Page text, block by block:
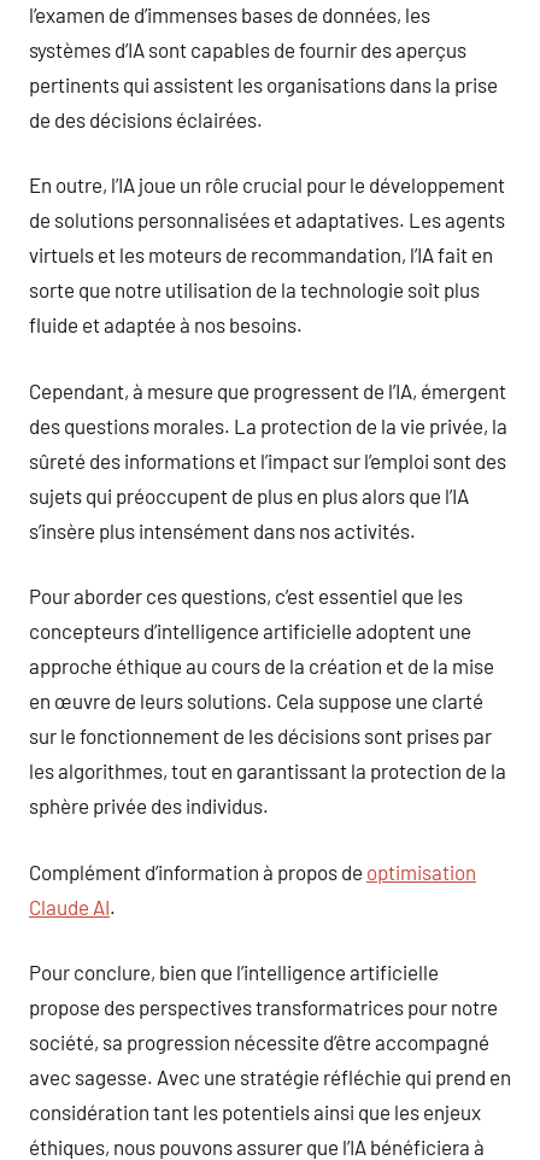
l’examen de d’immenses bases de données, les
systèmes d’IA sont capables de fournir des aperçus
pertinents qui assistent les organisations dans la prise
de des décisions éclairées.
En outre, l’IA joue un rôle crucial pour le développement
de solutions personnalisées et adaptatives. Les agents
virtuels et les moteurs de recommandation, l’IA fait en
sorte que notre utilisation de la technologie soit plus
fluide et adaptée à nos besoins.
Cependant, à mesure que progressent de l’IA, émergent
des questions morales. La protection de la vie privée, la
sûreté des informations et l’impact sur l’emploi sont des
sujets qui préoccupent de plus en plus alors que l’IA
s’insère plus intensément dans nos activités.
Pour aborder ces questions, c’est essentiel que les
concepteurs d’intelligence artificielle adoptent une
approche éthique au cours de la création et de la mise
en œuvre de leurs solutions. Cela suppose une clarté
sur le fonctionnement de les décisions sont prises par
les algorithmes, tout en garantissant la protection de la
sphère privée des individus.
Complément d’information à propos de optimisation
Claude AI.
Pour conclure, bien que l’intelligence artificielle
propose des perspectives transformatrices pour notre
société, sa progression nécessite d’être accompagné
avec sagesse. Avec une stratégie réfléchie qui prend en
considération tant les potentiels ainsi que les enjeux
éthiques, nous pouvons assurer que l’IA bénéficiera à